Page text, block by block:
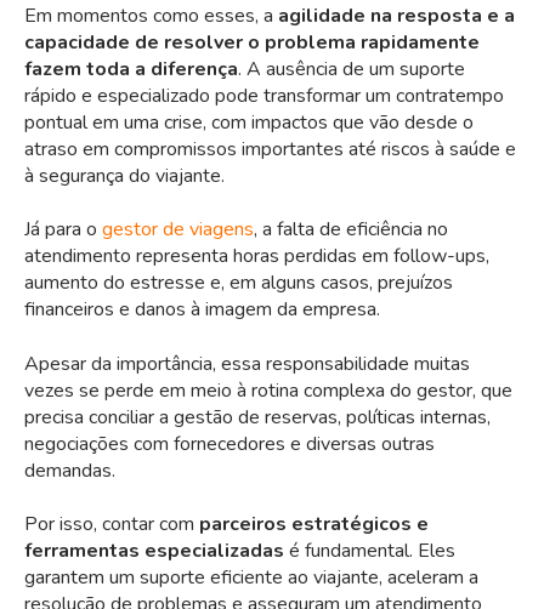
Em momentos como esses, a agilidade na resposta e a
capacidade de resolver o problema rapidamente
fazem toda a diferença. A ausência de um suporte
rápido e especializado pode transformar um contratempo
pontual em uma crise, com impactos que vão desde o
atraso em compromissos importantes até riscos à saúde e
à segurança do viajante.
Já para o gestor de viagens, a falta de eficiência no
atendimento representa horas perdidas em follow-ups,
aumento do estresse e, em alguns casos, prejuízos
financeiros e danos à imagem da empresa.
Apesar da importância, essa responsabilidade muitas
vezes se perde em meio à rotina complexa do gestor, que
precisa conciliar a gestão de reservas, políticas internas,
negociações com fornecedores e diversas outras
demandas.
Por isso, contar com parceiros estratégicos e
ferramentas especializadas é fundamental. Eles
garantem um suporte eficiente ao viajante, aceleram a